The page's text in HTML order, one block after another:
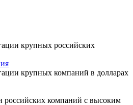
крупных российских
крупных компаний в долларах
российских компаний с высоким